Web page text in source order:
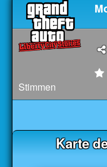
Stimmen
Karte